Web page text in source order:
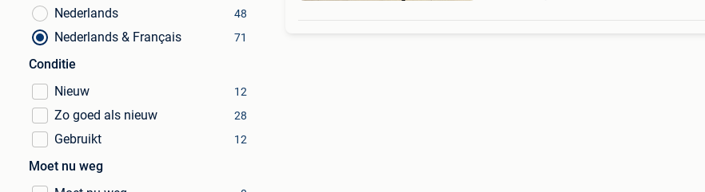
Nederlands 48
Nederlands & Français 71
Conditie
Nieuw
12
Zo goed als nieuw 28
Gebruikt 12
Moet nu weg